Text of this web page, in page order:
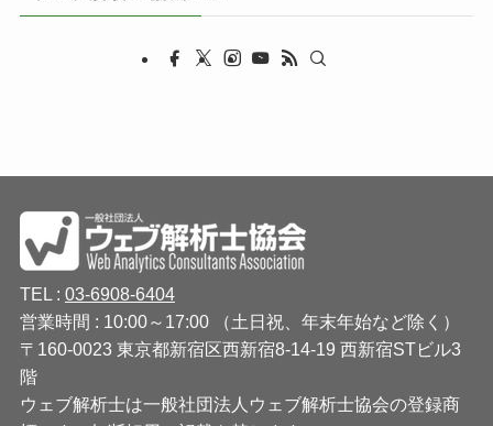
TEL : 03-6908-6404
営業時間 : 10:00～17:00 （土日祝、年末年始など除く）
〒160-0023 東京都新宿区西新宿8-14-19 西新宿STビル3
階
ウェブ解析士は一般社団法人ウェブ解析士協会の登録商